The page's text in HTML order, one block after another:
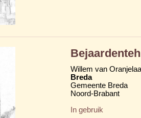
Willem van
Breda
Gemeente Breda
Noord-Brabant
In gebruik